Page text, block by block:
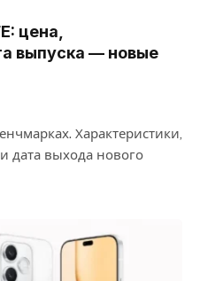
цена,
выпуска — новые
Характеристики,
дата выхода нового